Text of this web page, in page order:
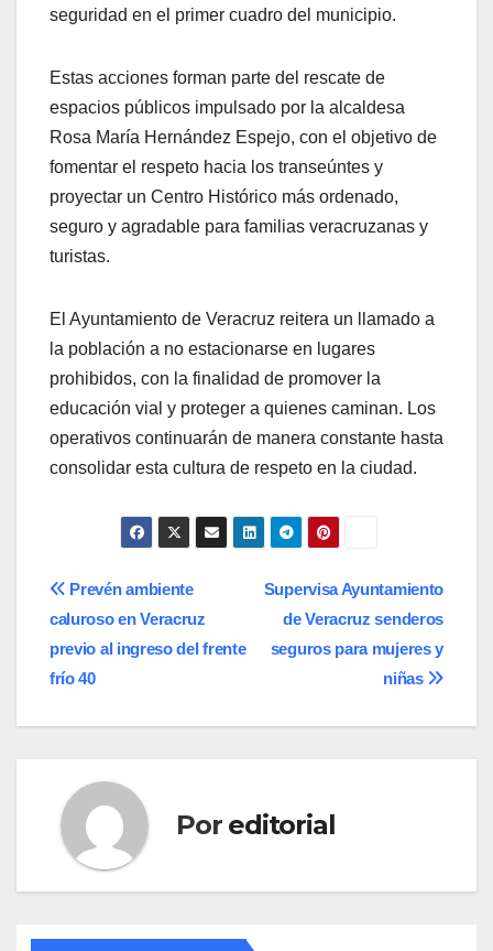
seguridad en el primer cuadro del municipio.
Estas acciones forman parte del rescate de
espacios públicos impulsado por la alcaldesa
Rosa María Hernández Espejo, con el objetivo de
fomentar el respeto hacia los transeúntes y
proyectar un Centro Histórico más ordenado,
seguro y agradable para familias veracruzanas y
turistas.
El Ayuntamiento de Veracruz reitera un llamado a
la población a no estacionarse en lugares
prohibidos, con la finalidad de promover la
educación vial y proteger a quienes caminan. Los
operativos continuarán de manera constante hasta
consolidar esta cultura de respeto en la ciudad.
Navegación
de
entradas
Supervisa Ayuntamiento
de Veracruz senderos
seguros para mujeres y
niñas
Prevén ambiente
caluroso en Veracruz
previo al ingreso del frente
frío 40
Por editorial